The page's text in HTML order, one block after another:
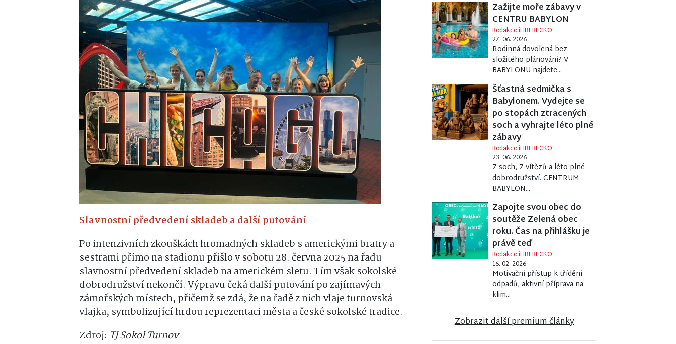
Slavnostní předvedení skladeb a další putování
Po intenzivních zkouškách hromadných skladeb s americkými bratry a
sestrami přímo na stadionu přišlo v sobotu 28. června 2025 na řadu
slavnostní předvedení skladeb na americkém sletu. Tím však sokolské
dobrodružství nekončí. Výpravu čeká další putování po zajímavých
zámořských místech, přičemž se zdá, že na řadě z nich vlaje turnovská
vlajka, symbolizující hrdou reprezentaci města a české sokolské tradice.
Zdroj: TJ Sokol Turnov
Zažijte moře zábavy v
CENTRU BABYLON
Redakce iLIBERECKO
27. 06. 2026
Rodinná dovolená bez
složitého plánování? V
BABYLONU najdete...
Šťastná sedmička s
Babylonem. Vydejte se
po stopách ztracených
soch a vyhrajte léto plné
zábavy
Redakce iLIBERECKO
23. 06. 2026
7 soch, 7 vítězů a léto plné
dobrodružství. CENTRUM
BABYLON...
Zapojte svou obec do
soutěže Zelená obec
roku. Čas na přihlášku je
právě teď
Redakce iLIBERECKO
16. 02. 2026
Motivační přístup k třídění
odpadů, aktivní příprava na
klim...
Zobrazit další premium články